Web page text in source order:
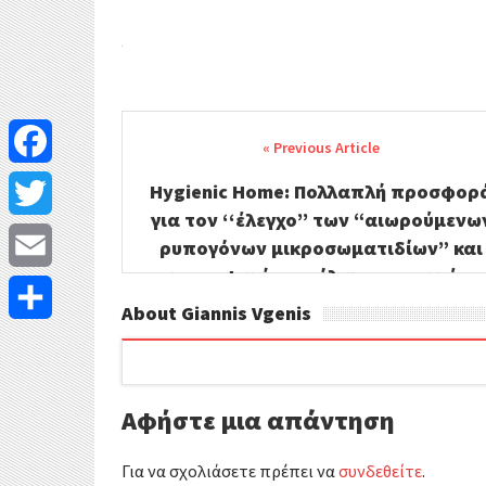
navigation
Hygienic Home: Πολλαπλή
για τον ‘‘έλεγχο’’ των
ρυπογόνων μικροσωματιδίων” και
την αποφυγή επιμόλυνσης του
σας.
About Giannis Vgenis
Αφήστε μια απάντηση
Για να σχολιάσετε πρέπει νασυνδεθείτε.
F
a
c
e
b
o
o
T
w
i
t
t
e
E
m
a
i
l
Μ
ο
ι
ρ